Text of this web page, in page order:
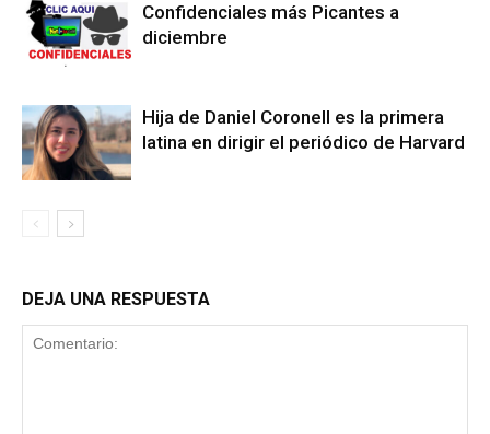
Confidenciales más Picantes a
diciembre
Hija de Daniel Coronell es la primera
latina en dirigir el periódico de Harvard
DEJA UNA RESPUESTA